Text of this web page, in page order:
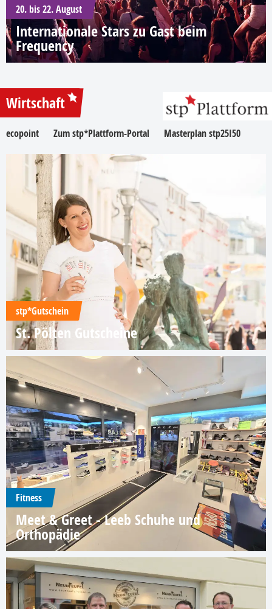
20. bis 22. August
Internationale Stars zu Gast beim
Frequency
Wirtschaft
ecopoint Zum stp*Plattform-Portal Masterplan stp25I50
stp*Gutschein
St. Pölten Gutscheine
Fitness
Meet & Greet - Leeb Schuhe und
Orthopädie